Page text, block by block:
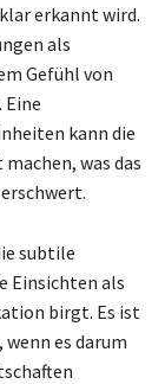
erkannt wird.
als
Gefühl von
kann die
was das
subtile
Einsichten als
birgt. Es ist
es darum